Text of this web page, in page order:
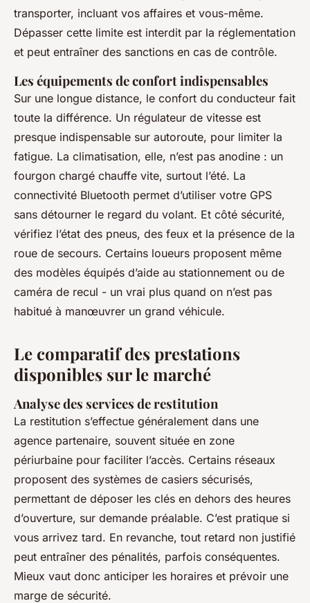
transporter, incluant vos affaires et vous-même.
Dépasser cette limite est interdit par la réglementation
et peut entraîner des sanctions en cas de contrôle.
Les équipements de confort indispensables
Sur une longue distance, le confort du conducteur fait
toute la différence. Un régulateur de vitesse est
presque indispensable sur autoroute, pour limiter la
fatigue. La climatisation, elle, n’est pas anodine : un
fourgon chargé chauffe vite, surtout l’été. La
connectivité Bluetooth permet d’utiliser votre GPS
sans détourner le regard du volant. Et côté sécurité,
vérifiez l’état des pneus, des feux et la présence de la
roue de secours. Certains loueurs proposent même
des modèles équipés d’aide au stationnement ou de
caméra de recul - un vrai plus quand on n’est pas
habitué à manœuvrer un grand véhicule.
Le comparatif des prestations
disponibles sur le marché
Analyse des services de restitution
La restitution s’effectue généralement dans une
agence partenaire, souvent située en zone
périurbaine pour faciliter l’accès. Certains réseaux
proposent des systèmes de casiers sécurisés,
permettant de déposer les clés en dehors des heures
d’ouverture, sur demande préalable. C’est pratique si
vous arrivez tard. En revanche, tout retard non justifié
peut entraîner des pénalités, parfois conséquentes.
Mieux vaut donc anticiper les horaires et prévoir une
marge de sécurité.